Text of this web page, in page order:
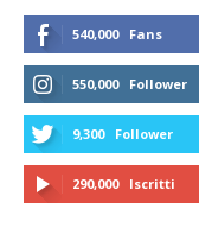
540,000 Fans
550,000 Follower
9,300 Follower
290,000 Iscritti